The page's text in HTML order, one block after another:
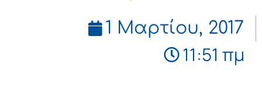
1 Μαρτίου, 2017
11:51 πμ